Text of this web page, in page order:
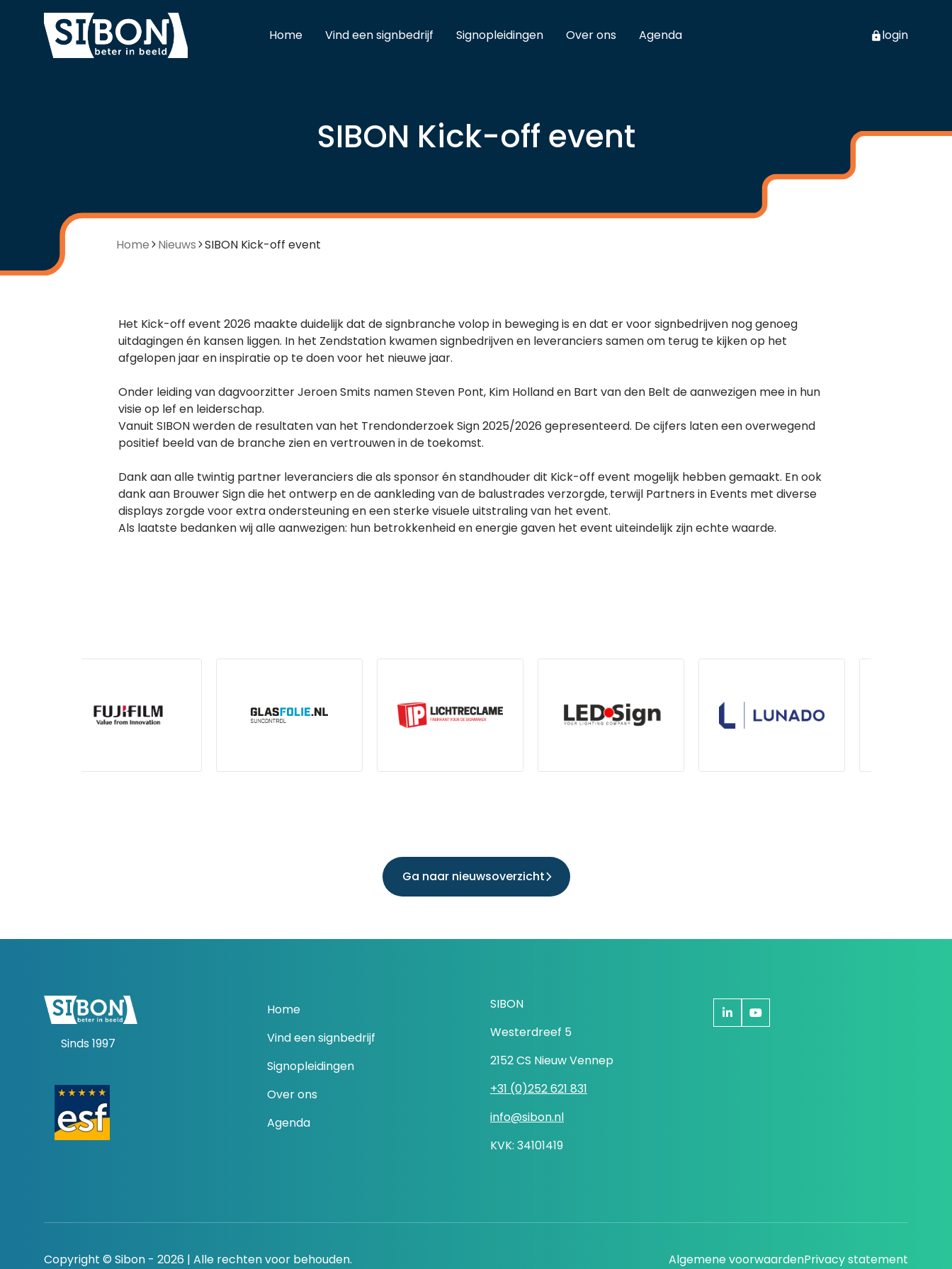
Home Vind een signbedrijf Signopleidingen Over ons Agenda login
SIBON Kick-off event
Home Nieuws SIBON Kick-off event
Het Kick-off event 2026 maakte duidelijk dat de signbranche volop in beweging is en dat er voor signbedrijven nog genoeg
uitdagingen én kansen liggen. In het Zendstation kwamen signbedrijven en leveranciers samen om terug te kijken op het
afgelopen jaaren inspiratie op te doen voor het nieuwe jaar.
Onder leiding van dagvoorzitter Jeroen Smits namen Steven Pont, Kim Holland en Bart van den Belt de aanwezigen mee in hun
visie op lef en leiderschap.
Vanuit SIBON werden de resultaten van het Trendonderzoek Sign 2025/2026 gepresenteerd. De cijfers laten een overwegend
positief beeld van de branche zien en vertrouwen in de toekomst.
Dank aan alle twintig partner leveranciers die als sponsor én standhouder dit Kick-off event mogelijk hebben gemaakt. En ook
dank aan Brouwer Sign die het ontwerp en de aankleding van de balustrades verzorgde, terwijl Partners in Events met diverse
displays zorgde voor extra ondersteuning en een sterke visuele uitstraling van het event.
Als laatste bedanken wij alle aanwezigen: hun betrokkenheid en energie gaven het event uiteindelijk zijn echte waarde.
Ga naar nieuwsoverzicht
Sinds 1997
Home
Vind een signbedrijf
Signopleidingen
Over ons
Agenda
SIBON
Westerdreef 5
2152 CS Nieuw Vennep
+31 (0)252 621 831
info@sibon.nl
KVK: 34101419
Copyright © Sibon - 2026 | Alle rechten voor behouden. Algemene voorwaardenPrivacy statement